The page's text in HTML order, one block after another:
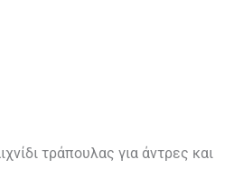
τράπουλας για άντρες και